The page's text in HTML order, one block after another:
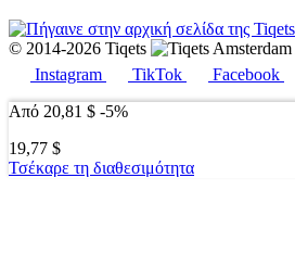
© 2014-2026 Tiqets
Instagram
TikTok Facebook
Από 20,81 $ -5%
19,77 $
Τσέκαρε τη διαθεσιμότητα